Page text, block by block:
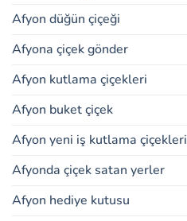
Afyon düğün çiçeği
Afyona çiçek gönder
Afyon kutlama çiçekleri
Afyon buket çiçek
Afyon yeni iş kutlama çiçekleri
Afyonda çiçek satan yerler
Afyon hediye kutusu